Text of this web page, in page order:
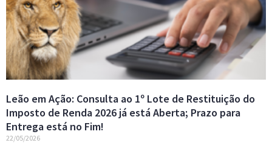
Leão em Ação: Consulta ao 1º Lote de Restituição do
Imposto de Renda 2026 já está Aberta; Prazo para
Entrega está no Fim!
22/05/2026